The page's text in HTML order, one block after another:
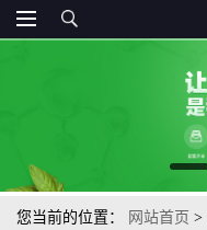
您当前的位置： 网站首页 >